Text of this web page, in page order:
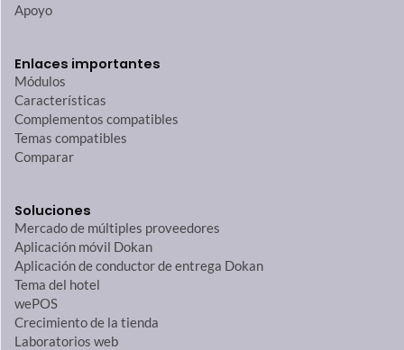
Apoyo
Enlaces importantes
Módulos
Características
Complementos compatibles
Temas compatibles
Comparar
Soluciones
Mercado de múltiples proveedores
Aplicación móvil Dokan
Aplicación de conductor de entrega Dokan
Tema del hotel
wePOS
Crecimiento de la tienda
Laboratorios web